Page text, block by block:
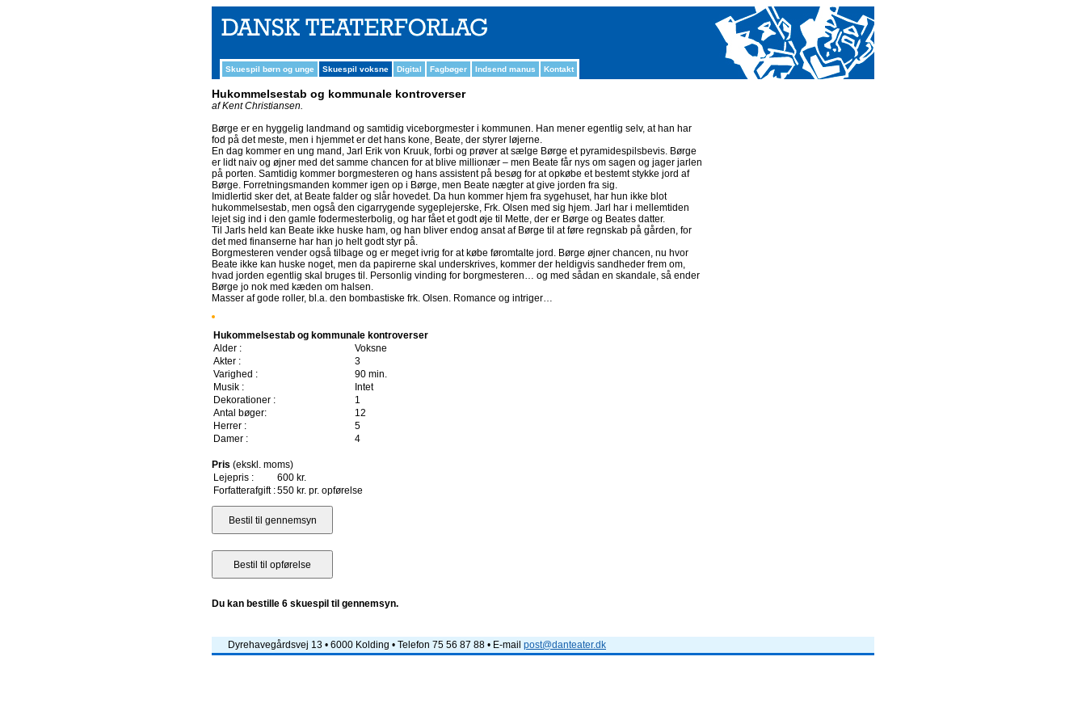
Skuespil børn og unge Skuespil voksne Digital Fagbøger Indsend manus Kontakt
Hukommelsestab og kommunale kontroverser
af Kent Christiansen.
Børge er en hyggelig landmand og samtidig viceborgmester i kommunen. Han mener egentlig selv, at han har
fod på det meste, men i hjemmet er det hans kone, Beate, der styrer løjerne.
En dag kommer en ung mand, Jarl Erik von Kruuk, forbi og prøver at sælge Børge et pyramidespilsbevis. Børge
er lidt naiv og øjner med det samme chancen for at blive millionær – men Beate får nys om sagen og jager jarlen
på porten. Samtidig kommer borgmesteren og hans assistent på besøg for at opkøbe et bestemt stykke jord af
Børge. Forretningsmanden kommer igen op i Børge, men Beate nægter at give jorden fra sig.
Imidlertid sker det, at Beate falder og slår hovedet. Da hun kommer hjem fra sygehuset, har hun ikke blot
hukommelsestab, men også den cigarrygende sygeplejerske, Frk. Olsen med sig hjem. Jarl har i mellemtiden
lejet sig ind i den gamle fodermesterbolig, og har fået et godt øje til Mette, der er Børge og Beates datter.
Til Jarls held kan Beate ikke huske ham, og han bliver endog ansat af Børge til at føre regnskab på gården, for
det med finanserne har han jo helt godt styr på.
Borgmesteren vender også tilbage og er meget ivrig for at købe føromtalte jord. Børge øjner chancen, nu hvor
Beate ikke kan huske noget, men da papirerne skal underskrives, kommer der heldigvis sandheder frem om,
hvad jorden egentlig skal bruges til. Personlig vinding for borgmesteren… og med sådan en skandale, så ender
Børge jo nok med kæden om halsen.
Masser af gode roller, bl.a. den bombastiske frk. Olsen. Romance og intriger…
Hukommelsestab og kommunale kontroverser
Alder :
Voksne
Akter :
3
Varighed :
90 min.
Musik :
Intet
Dekorationer :
1
Antal bøger:
12
Herrer :
5
Damer :
4
Pris (ekskl. moms)
Lejepris :
600 kr.
Forfatterafgift :550 kr. pr. opførelse
Du kan bestille 6 skuespil til gennemsyn.
Dyrehavegårdsvej 13 • 6000 Kolding • Telefon 75 56 87 88 • E-mail post@danteater.dk